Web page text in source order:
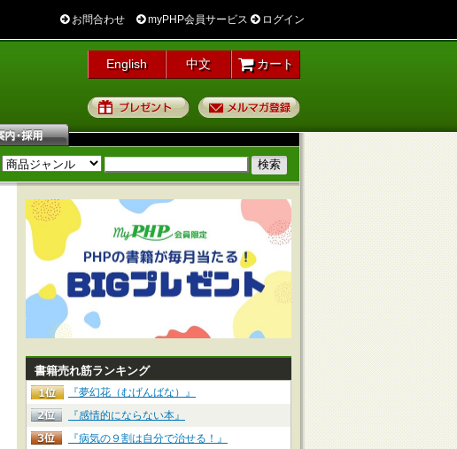
お問合わせ myPHP会員サービス ログイン
English 中文 カート
プレゼント
書籍売れ筋ランキング
『夢幻花（むげんばな）』
『感情的にならない本』
『病気の９割は自分で治せる！』